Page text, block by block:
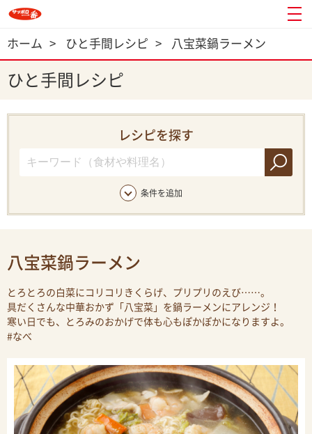
ホーム > ひと手間レシピ > 八宝菜鍋ラーメン
ひと手間レシピ
レシピを探す
条件を追加
八宝菜鍋ラーメン
とろとろの白菜にコリコリきくらげ、プリプリのえび……。
具だくさんな中華おかず「八宝菜」を鍋ラーメンにアレンジ！
寒い日でも、とろみのおかげで体も心もぽかぽかになりますよ。
#なべ